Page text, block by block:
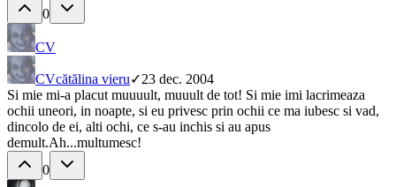
0
CV
CVcătălina vieru✓23 dec. 2004
Si mie mi-a placut muuuult, muuult de tot! Si mie imi lacrimeaza
ochii uneori, in noapte, si eu privesc prin ochii ce ma iubesc si vad,
dincolo de ei, alti ochi, ce s-au inchis si au apus
demult.Ah...multumesc!
0